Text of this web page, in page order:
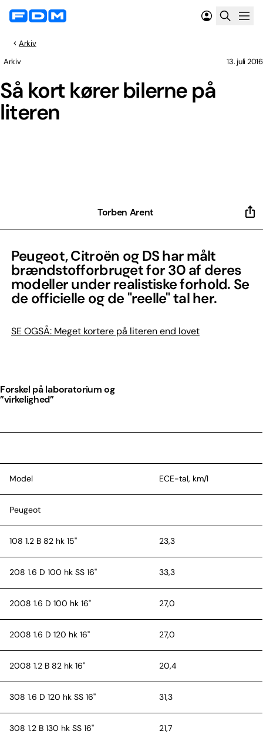
Arkiv
Så kort kører bilerne på
literen
Arkiv 13. juli 2016
Torben Arent
Peugeot, Citroën og DS har målt
brændstofforbruget for 30 af deres
modeller under realistiske forhold. Se
de officielle og de "reelle" tal her.
SE OGSÅ: Meget kortere på literen end lovet
Forskel på laboratorium og
”virkelighed”
Model ECE-tal, km/l
Peugeot
108 1.2 B 82 hk 15'' 23,3
208 1.6 D 100 hk SS 16'' 33,3
2008 1.6 D 100 hk 16'' 27,0
2008 1.6 D 120 hk 16'' 27,0
2008 1.2 B 82 hk 16'' 20,4
308 1.6 D 120 hk SS 16'' 31,3
308 1.2 B 130 hk SS 16'' 21,7